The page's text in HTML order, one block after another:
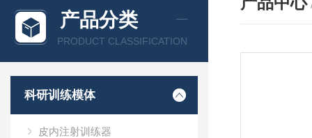
产品分类
PRODUCT CLASSIFICATION
科研训练模体
皮内注射训练器